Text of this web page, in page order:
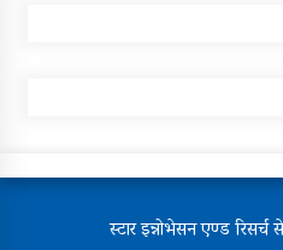
स्टार इन्नोभेसन एण्ड रिसर्च